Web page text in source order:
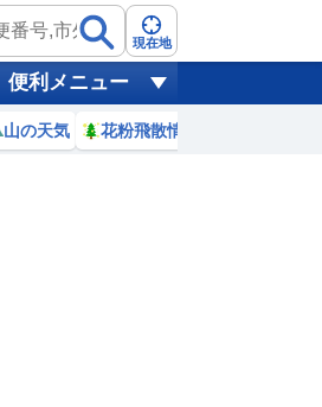
現在地
便利メニュー
山の天気 花粉飛散情報